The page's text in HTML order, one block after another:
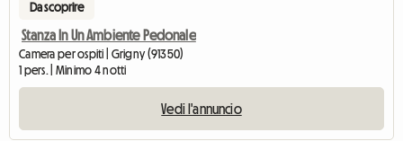
Da scoprire
Stanza In Un Ambiente Pedonale
Camera per ospiti | Grigny (91350)
1 pers. | Minimo 4 notti
Vedi l'annuncio